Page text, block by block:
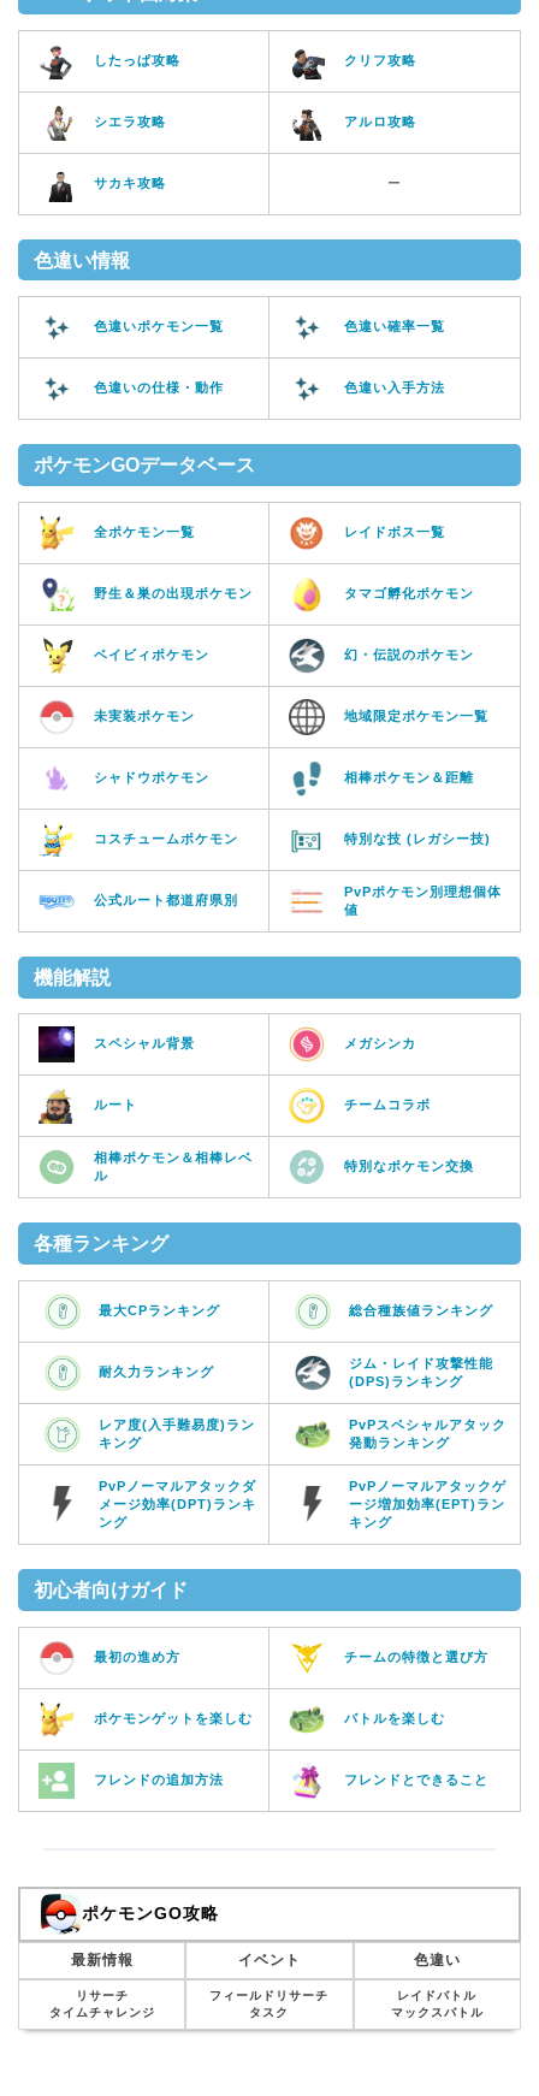
したっぱ攻略 クリフ攻略
シエラ攻略 アルロ攻略
サカキ攻略 ー
色違い情報
色違いポケモン一覧 色違い確率一覧
色違いの仕様・動作 色違い入手方法
ポケモンGOデータベース
全ポケモン一覧 レイドボス一覧
野生＆巣の出現ポケモン タマゴ孵化ポケモン
ベイビィポケモン 幻・伝説のポケモン
未実装ポケモン 地域限定ポケモン一覧
シャドウポケモン 相棒ポケモン＆距離
コスチュームポケモン 特別な技 (レガシー技)
公式ルート都道府県別
PvPポケモン別理想個体
値
機能解説
スペシャル背景 メガシンカ
ルート チームコラボ
相棒ポケモン＆相棒レベ
ル
特別なポケモン交換
各種ランキング
最大CPランキング 総合種族値ランキング
耐久力ランキング
ジム・レイド攻撃性能
(DPS)ランキング
レア度(入手難易度)ラン
キング
PvPスペシャルアタック
発動ランキング
PvPノーマルアタックダ
メージ効率(DPT)ランキ
ング
PvPノーマルアタックゲ
ージ増加効率(EPT)ラン
キング
初心者向けガイド
最初の進め方 チームの特徴と選び方
ポケモンゲットを楽しむ バトルを楽しむ
フレンドの追加方法 フレンドとできること
ポケモンGO攻略
最新情報 イベント 色違い
リサーチ
タイムチャレンジ
フィールドリサーチ
タスク
レイドバトル
マックスバトル